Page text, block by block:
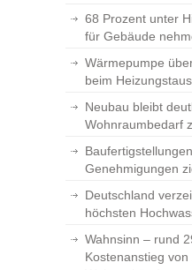
68 Prozent unter
für Gebäude
Wärmepumpe
beim
Neubau bleibt
Wohnraumbedarf
Genehmigungen
Deutschland
höchsten
Wahnsinn – rund
Kostenanstieg